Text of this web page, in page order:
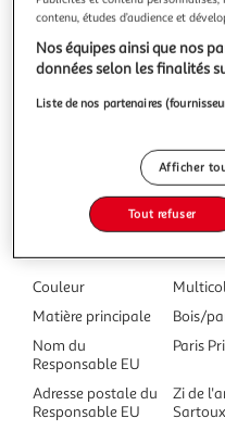
Caractéristiques
Couleur
Matière principale
Bois/
Nom du
Responsable EU
Paris
Adresse postale du
Responsable EU
Zi de
Sartoux
contenu, études d’audience et
Nos équipes ainsi que nos
données selon les finalités
Liste de nos partenaires
Afficher
Tout refuser